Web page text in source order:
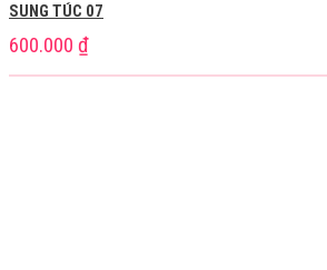
SUNG TÚC 07
600.000 ₫